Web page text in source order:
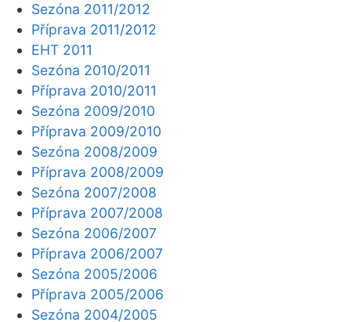
Sezóna 2011/2012
Příprava 2011/2012
EHT 2011
Sezóna 2010/2011
Příprava 2010/2011
Sezóna 2009/2010
Příprava 2009/2010
Sezóna 2008/2009
Příprava 2008/2009
Sezóna 2007/2008
Příprava 2007/2008
Sezóna 2006/2007
Příprava 2006/2007
Sezóna 2005/2006
Příprava 2005/2006
Sezóna 2004/2005